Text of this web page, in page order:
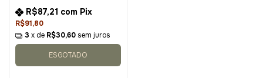
R$91,80
R$87,21 com Pix
3 x de R$30,60 sem juros
ESGOTADO